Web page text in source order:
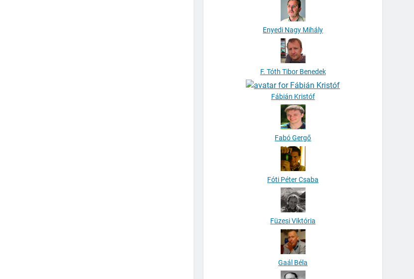
Enyedi Nagy Mihály
F. Tóth Tibor Benedek
Fábián Kristóf
Fabó Gergő
Fóti Péter Csaba
Füzesi Viktória
Gaál Béla